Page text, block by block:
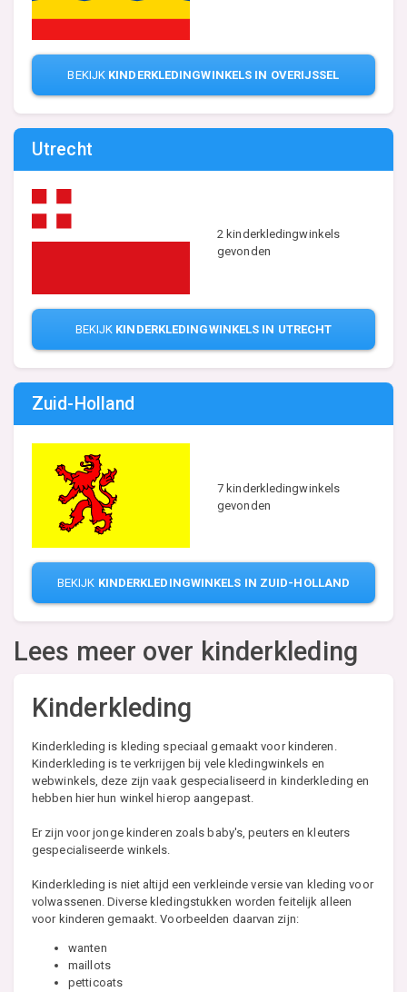
BEKIJK KINDERKLEDINGWINKELS IN OVERIJSSEL
Utrecht
2 kinderkledingwinkels
gevonden
BEKIJK KINDERKLEDINGWINKELS IN UTRECHT
Zuid-Holland
7 kinderkledingwinkels
gevonden
BEKIJK KINDERKLEDINGWINKELS IN ZUID-HOLLAND
Lees meer over kinderkleding
Kinderkleding
Kinderkleding is kleding speciaal gemaakt voor kinderen.
Kinderkleding is te verkrijgen bij vele kledingwinkels en
webwinkels, deze zijn vaak gespecialiseerd in kinderkleding en
hebben hier hun winkel hierop aangepast.
Er zijn voor jonge kinderen zoals baby's, peuters en kleuters
gespecialiseerde winkels.
Kinderkleding is niet altijd een verkleinde versie van kleding voor
volwassenen. Diverse kledingstukken worden feitelijk alleen
voor kinderen gemaakt. Voorbeelden daarvan zijn:
wanten
maillots
petticoats